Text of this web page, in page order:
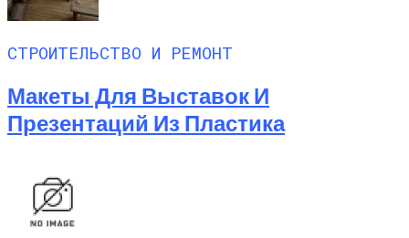
СТРОИТЕЛЬСТВО И РЕМОНТ
Макеты Для Выставок И
Презентаций Из Пластика